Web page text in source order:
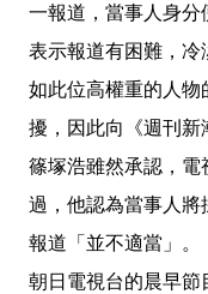
一報道，當事人身分
表示報道有困難，
如此位高權重的人
擾，因此向《週刊新
篠塚浩雖然承認，
過，他認為當事人
報道「並不適當」。
朝日電視台的晨早